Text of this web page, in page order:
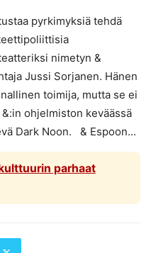
pyrkimyksiä tehdä
nimetyn &
Jussi Sorjanen. Hänen
toimija, mutta se ei
ohjelmiston keväässä
Dark Noon. & Espoon...
parhaat